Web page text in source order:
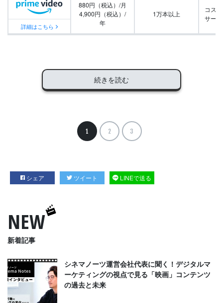
詳細はこちら
880円（税込）/月
4,900円（税込）/
年
1万本以上
コス
サー
続きを読む
1 2 3
シェア ツイート LINEで送る
NEW
新着記事
シネマノーツ運営会社代表に聞く！デジタルマ
ーケティングの視点で見る「映画」コンテンツ
の過去と未来